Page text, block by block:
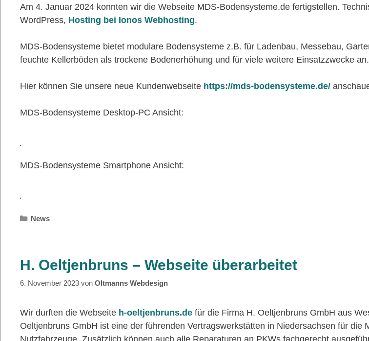
Am 4. Januar 2024 konnten wir die Webseite MDS-Bodensysteme.de fertigstellen.
WordPress, Hosting bei Ionos Webhosting.
MDS-Bodensysteme bietet modulare Bodensysteme z.B. für Ladenbau, Messebau,
feuchte Kellerböden als trockene Bodenerhöhung und für viele weitere Einsatzzwecke an.
Hier können Sie unsere neue Kundenwebseite https://mds-bodensysteme.de/
MDS-Bodensysteme Desktop-PC Ansicht:
MDS-Bodensysteme Smartphone Ansicht:
Kategorien
News
H. Oeltjenbruns – Webseite überarbeitet
6. November 2023 von Oltmanns Webdesign
Wir durften die Webseite h-oeltjenbruns.de für die Firma H. Oeltjenbruns GmbH aus
Oeltjenbruns GmbH ist eine der führenden Vertragswerkstätten in Niedersachsen für die
Nutzfahrzeuge. Zusätzlich können auch alle Reparaturen an PKWs fachgerecht